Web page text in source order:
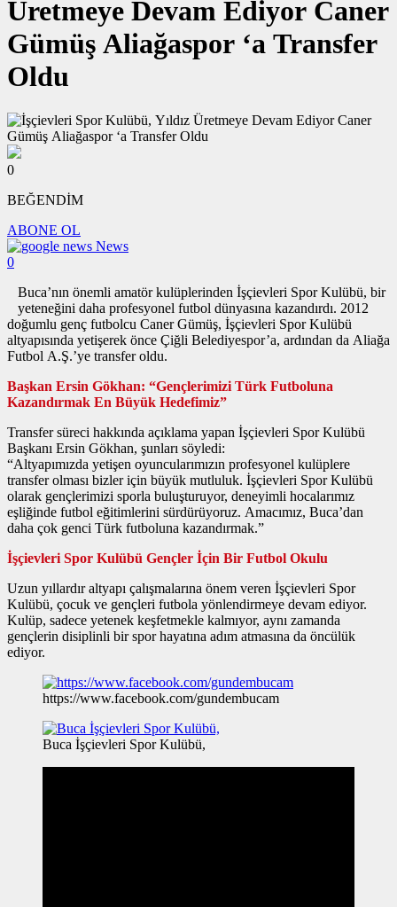
Üretmeye Devam Ediyor Caner
Gümüş Aliağaspor ‘a Transfer
Oldu
0
BEĞENDİM
ABONE OL
News
0
Buca’nın önemli amatör kulüplerinden İşçievleri Spor Kulübü, bir
yeteneğini daha profesyonel futbol dünyasına kazandırdı. 2012
doğumlu genç futbolcu Caner Gümüş, İşçievleri Spor Kulübü
altyapısında yetişerek önce Çiğli Belediyespor’a, ardından da Aliağa
Futbol A.Ş.’ye transfer oldu.
Başkan Ersin Gökhan: “Gençlerimizi Türk Futboluna
Kazandırmak En Büyük Hedefimiz”
Transfer süreci hakkında açıklama yapan İşçievleri Spor Kulübü
Başkanı Ersin Gökhan, şunları söyledi:
“Altyapımızda yetişen oyuncularımızın profesyonel kulüplere
transfer olması bizler için büyük mutluluk. İşçievleri Spor Kulübü
olarak gençlerimizi sporla buluşturuyor, deneyimli hocalarımız
eşliğinde futbol eğitimlerini sürdürüyoruz. Amacımız, Buca’dan
daha çok genci Türk futboluna kazandırmak.”
İşçievleri Spor Kulübü Gençler İçin Bir Futbol Okulu
Uzun yıllardır altyapı çalışmalarına önem veren İşçievleri Spor
Kulübü, çocuk ve gençleri futbola yönlendirmeye devam ediyor.
Kulüp, sadece yetenek keşfetmekle kalmıyor, aynı zamanda
gençlerin disiplinli bir spor hayatına adım atmasına da öncülük
ediyor.
https://www.facebook.com/gundembucam
Buca İşçievleri Spor Kulübü,